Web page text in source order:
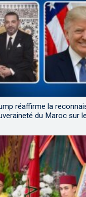
réaffirme la
du Maroc sur